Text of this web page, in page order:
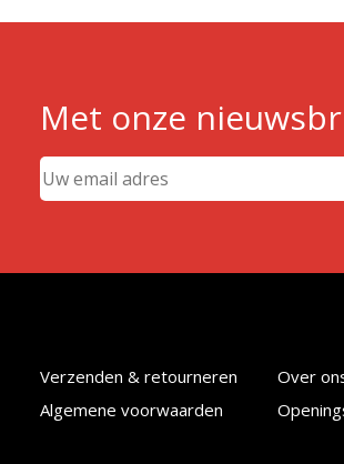
Met onze
Verzenden & retourneren
Algemene voorwaarden
Over